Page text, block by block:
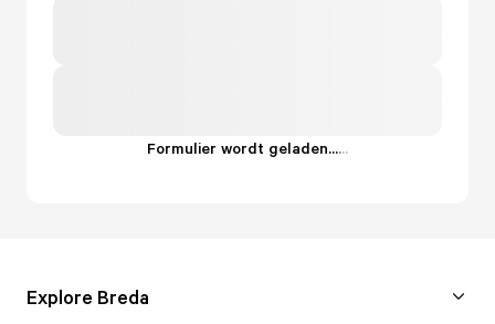
Formulier wordt geladen......
Explore Breda